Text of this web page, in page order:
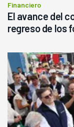
Financiero
El avance del
regreso de los